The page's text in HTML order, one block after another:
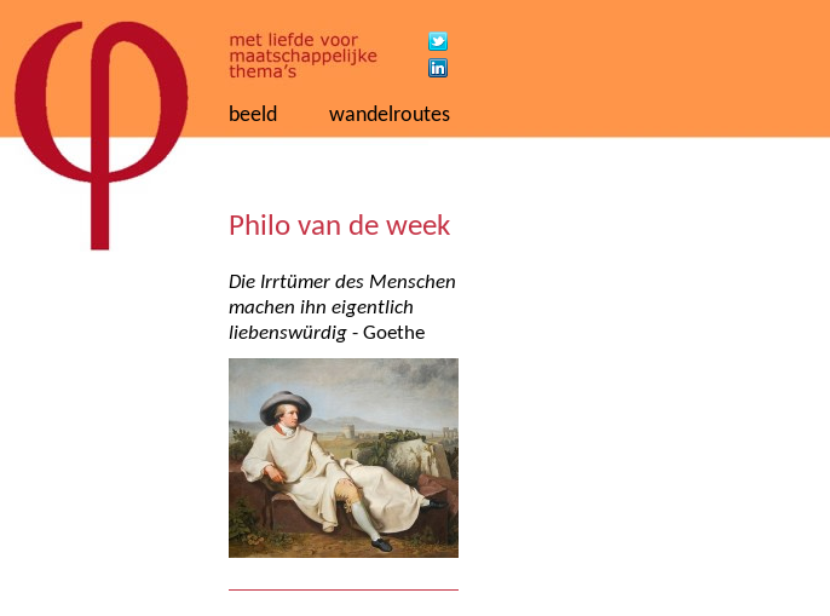
beeld wandelroutes
Philo van de week
Die Irrtümer des Menschen
machen ihn eigentlich
liebenswürdig - Goethe